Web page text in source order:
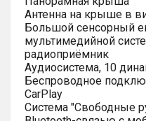
Антенна на крыше в
Большой сенсорный
мультимедийной
радиоприёмник
Аудиосистема, 10
Беспроводное
CarPlay
Система "Свободные